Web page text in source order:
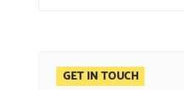
GET IN TOUCH